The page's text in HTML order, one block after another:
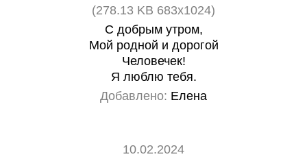
(278.13 KB 683x1024)
С добрым утром,
Мой родной и дорогой
Человечек!
Я люблю тебя.
Добавлено: Елена
10.02.2024